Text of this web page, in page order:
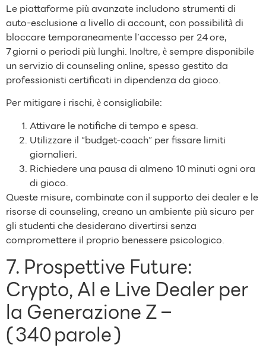
Le piattaforme più avanzate includono strumenti di
auto‑esclusione a livello di account, con possibilità di
bloccare temporaneamente l’accesso per 24 ore,
7 giorni o periodi più lunghi. Inoltre, è sempre disponibile
un servizio di counseling online, spesso gestito da
professionisti certificati in dipendenza da gioco.
Per mitigare i rischi, è consigliabile:
Attivare le notifiche di tempo e spesa.
Utilizzare il “budget‑coach” per fissare limiti
giornalieri.
Richiedere una pausa di almeno 10 minuti ogni ora
di gioco.
Queste misure, combinate con il supporto dei dealer e le
risorse di counseling, creano un ambiente più sicuro per
gli studenti che desiderano divertirsi senza
compromettere il proprio benessere psicologico.
7. Prospettive Future:
Crypto, AI e Live Dealer per
la Generazione Z –
( 340 parole )